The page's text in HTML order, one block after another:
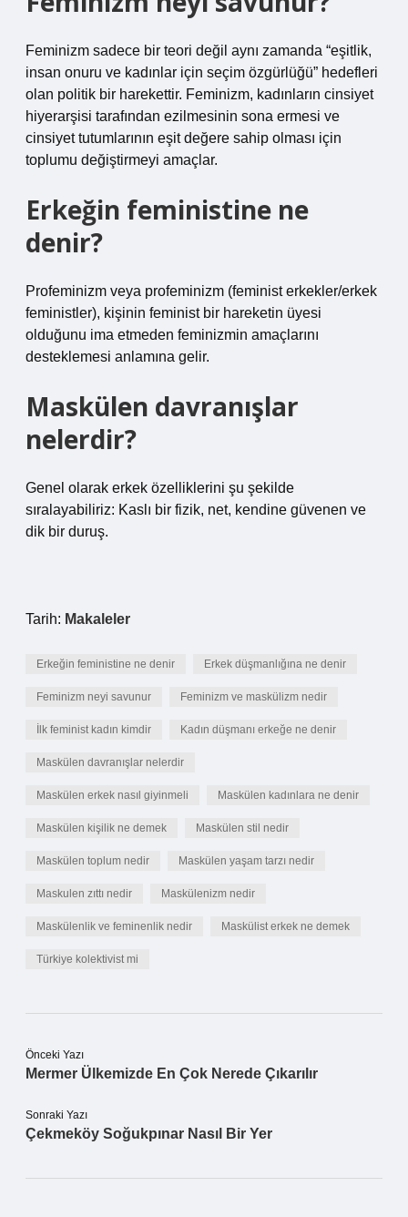
Feminizm sadece bir teori değil aynı zamanda “eşitlik,
insan onuru ve kadınlar için seçim özgürlüğü” hedefleri
olan politik bir harekettir. Feminizm, kadınların cinsiyet
hiyerarşisi tarafından ezilmesinin sona ermesi ve
cinsiyet tutumlarının eşit değere sahip olması için
toplumu değiştirmeyi amaçlar.
Erkeğin feministine ne
denir?
Profeminizm veya profeminizm (feminist erkekler/erkek
feministler), kişinin feminist bir hareketin üyesi
olduğunu ima etmeden feminizmin amaçlarını
desteklemesi anlamına gelir.
Maskülen davranışlar
nelerdir?
Genel olarak erkek özelliklerini şu şekilde
sıralayabiliriz: Kaslı bir fizik, net, kendine güvenen ve
dik bir duruş.
Tarih: Makaleler
Erkeğin feministine ne denir Erkek düşmanlığına ne denir
Feminizm neyi savunur Feminizm ve maskülizm nedir
İlk feminist kadın kimdir Kadın düşmanı erkeğe ne denir
Maskülen davranışlar nelerdir
Maskülen erkek nasıl giyinmeli Maskülen kadınlara ne denir
Maskülen kişilik ne demek Maskülen stil nedir
Maskülen toplum nedir Maskülen yaşam tarzı nedir
Maskulen zıttı nedir Maskülenizm nedir
Maskülenlik ve feminenlik nedir Maskülist erkek ne demek
Türkiye kolektivist mi
Önceki Yazı
Mermer Ülkemizde En Çok Nerede Çıkarılır
Sonraki Yazı
Çekmeköy Soğukpınar Nasıl Bir Yer